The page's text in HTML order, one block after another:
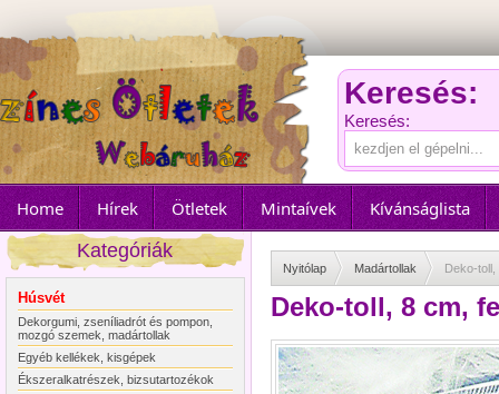
Keresés:
Keresés:
Home Hírek Ötletek Mintaívek
Kívánságlista
Kategóriák
Húsvét
Dekorgumi, zseníliadrót és pompon,
mozgó szemek, madártollak
Egyéb kellékek, kisgépek
Ékszeralkatrészek, bizsutartozékok
Nyitólap Madártollak Deko-
Deko-toll, 8 cm,